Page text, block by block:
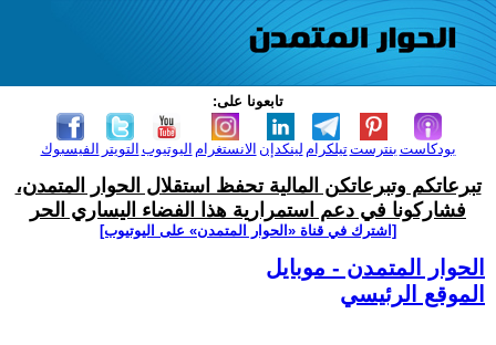
تابعونا على:
الفيسبوك التويتر اليوتيوب الانستغرام لينكدإن تيلكرامبنترست بودكاست
تبرعاتكم وتبرعاتكن المالية تحفظ استقلال الحوار المتمدن،
فشاركونا في دعم استمرارية هذا الفضاء اليساري الحر
[اشترك في قناة ‫«الحوار المتمدن» على اليوتيوب]
الحوار المتمدن - موبايل
الموقع الرئيسي